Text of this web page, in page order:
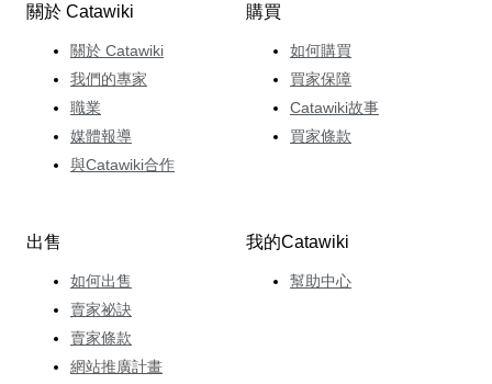
關於 Catawiki
關於 Catawiki
我們的專家
職業
媒體報導
與Catawiki合作
購買
如何購買
買家保障
Catawiki故事
買家條款
出售
如何出售
賣家祕訣
賣家條款
網站推廣計畫
我的Catawiki
幫助中心